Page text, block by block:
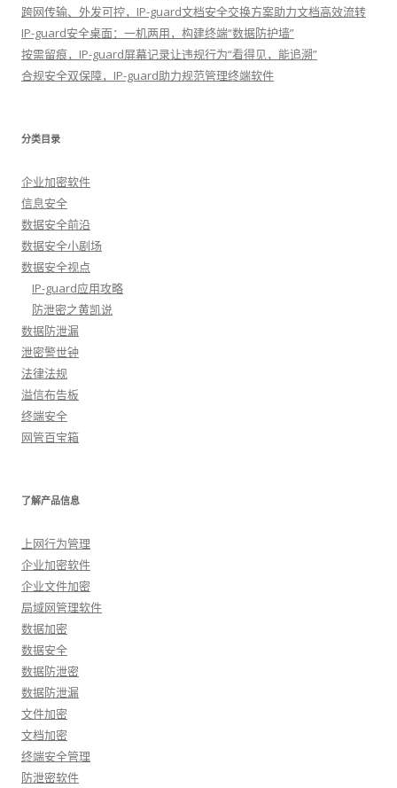
跨网传输、外发可控，IP-guard文档安全交换方案助力文档高效流转
IP-guard安全桌面：一机两用，构建终端“数据防护墙”
按需留痕，IP-guard屏幕记录让违规行为“看得见，能追溯”
合规安全双保障，IP-guard助力规范管理终端软件
分类目录
企业加密软件
信息安全
数据安全前沿
数据安全小剧场
数据安全视点
IP-guard应用攻略
防泄密之黄凯说
数据防泄漏
泄密警世钟
法律法规
溢信布告板
终端安全
网管百宝箱
了解产品信息
上网行为管理
企业加密软件
企业文件加密
局域网管理软件
数据加密
数据安全
数据防泄密
数据防泄漏
文件加密
文档加密
终端安全管理
防泄密软件